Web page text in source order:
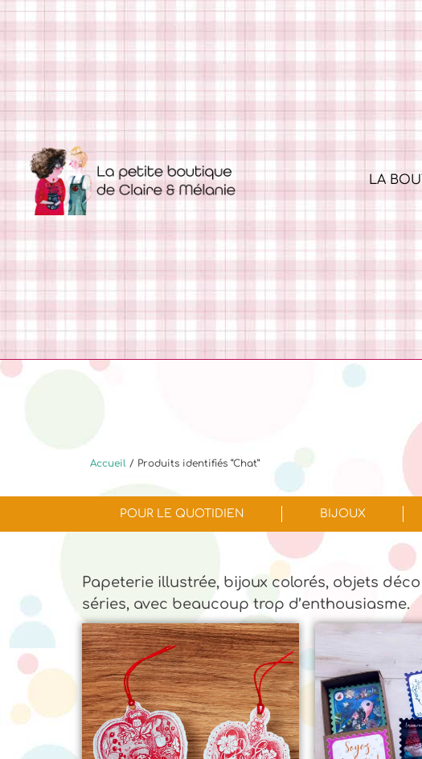
LA
Accueil / Produits identifiés “Chat”
POUR LE QUOTIDIEN BIJOUX
Papeterie illustrée, bijoux colorés, objets
séries, avec beaucoup trop d’enthousiasme.